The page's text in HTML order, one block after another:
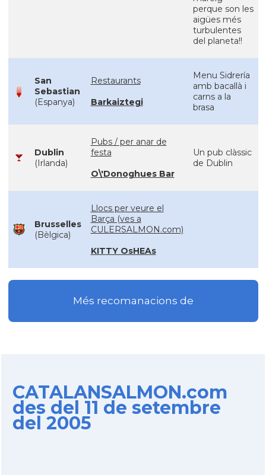
perque son les
aigües més
turbulentes
del planeta!!
San
Sebastian
(Espanya)
Restaurants
Barkaiztegi
Menu Sidrería
amb bacallà i
carns a la
brasa
Dublin
(Irlanda)
Pubs / per anar de
festa
O\'Donoghues Bar
Un pub clàssic
de Dublin
Brusselles
(Bèlgica)
Llocs per veure el
Barça (ves a
CULERSALMON.com)
KITTY OsHEAs
Més recomanacions de
CATALANSALMON.com
des del 11 de setembre
del 2005